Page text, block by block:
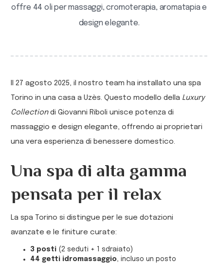
offre 44 oli per massaggi, cromoterapia, aromatapia e
design elegante.
Il 27 agosto 2025, il nostro team ha installato una spa
Torino in una casa a Uzès. Questo modello della Luxury
Collectiondi Giovanni Riboli unisce potenza di
massaggio e design elegante, offrendo ai proprietari
una vera esperienza di benessere domestico.
Una spa di alta gamma
pensata per il relax
La spa Torino si distingue per le sue dotazioni
avanzate e le finiture curate:
3 posti (2 seduti + 1 sdraiato)
44 getti idromassaggio, incluso un posto